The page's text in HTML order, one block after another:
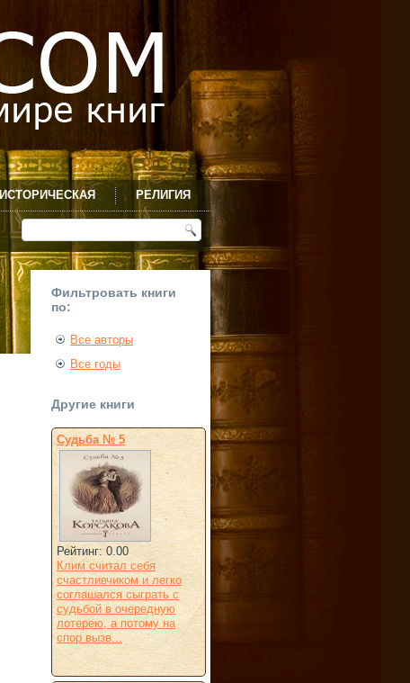
ИСТОРИЧЕСКАЯ РЕЛИГИЯ
Фильтровать книги
по:
Все авторы
Все годы
Другие книги
Судьба № 5
Рейтинг: 0.00
Клим считал себя
счастливчиком и легко
соглашался сыграть с
судьбой в очередную
лотерею, а потому на
спор вызв...